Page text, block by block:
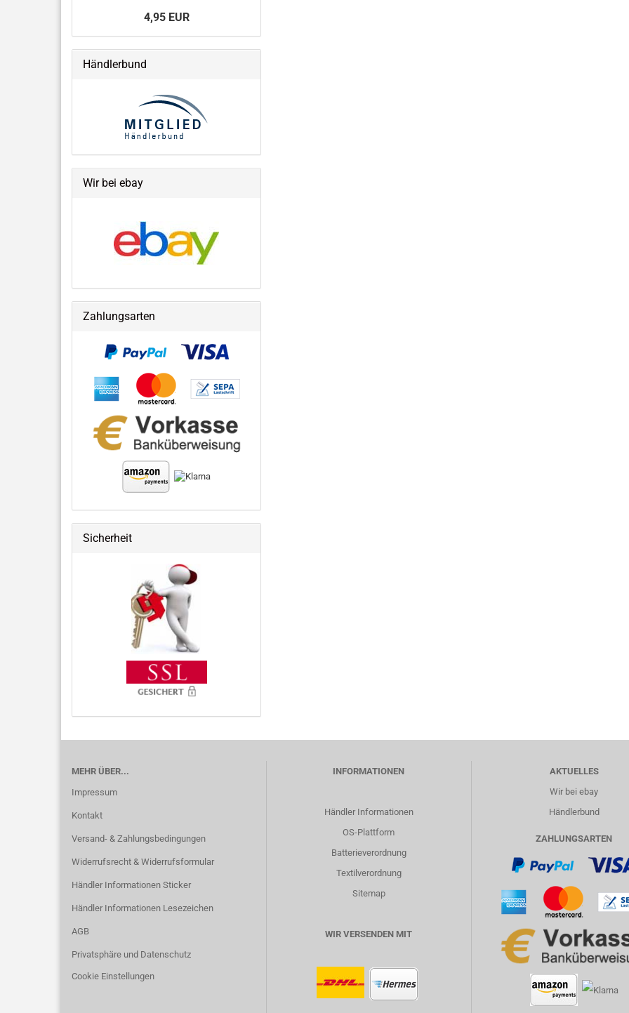
4,95 EUR
Händlerbund
Wir bei ebay
Zahlungsarten
Sicherheit
MEHR ÜBER...
Impressum
Kontakt
Versand- & Zahlungsbedingungen
Widerrufsrecht & Widerrufsformular
Händler Informationen Sticker
Händler Informationen Lesezeichen
AGB
Privatsphäre und Datenschutz
Cookie Einstellungen
INFORMATIONEN
Händler Informationen
OS-Plattform
Batterieverordnung
Textilverordnung
Sitemap
WIR VERSENDEN MIT
AKTUELLES
Wir bei ebay
Händlerbund
ZAHLUNGSARTEN